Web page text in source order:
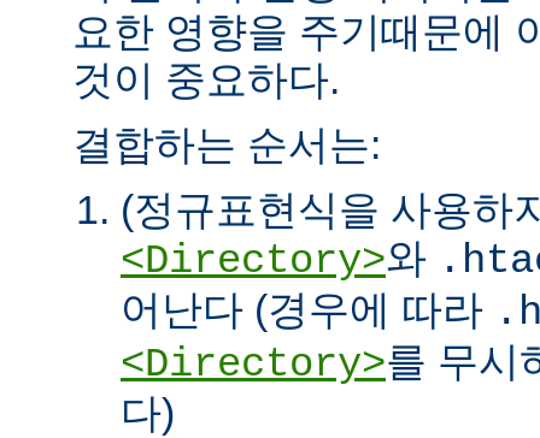
요한 영향을 주기때문에
것이 중요하다.
결합하는 순서는:
(정규표현식을 사용하
<Directory>와
어난다 (경우에 따라
<Directory>를 무시
다)